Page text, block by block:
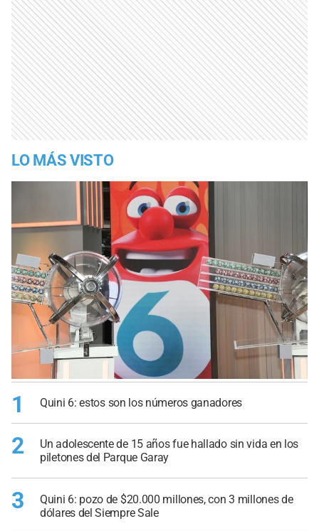
LO MÁS VISTO
1 Quini 6: estos son los números ganadores
2
Un adolescente de 15 años fue hallado sin vida en los
piletones del Parque Garay
3
Quini 6: pozo de $20.000 millones, con 3 millones de
dólares del Siempre Sale